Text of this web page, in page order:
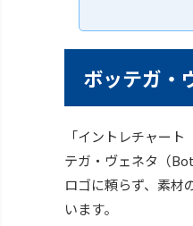
ボッテガ・
「イントレチャー
テガ・ヴェネタ（
ロゴに頼らず、素材
います。